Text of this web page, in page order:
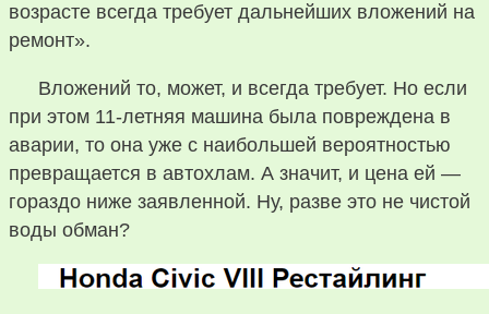
возрасте всегда требует дальнейших вложений на
ремонт».
Вложений то, может, и всегда требует. Но если
при этом 11-летняя машина была повреждена в
аварии, то она уже с наибольшей вероятностью
превращается в автохлам. А значит, и цена ей —
гораздо ниже заявленной. Ну, разве это не чистой
воды обман?